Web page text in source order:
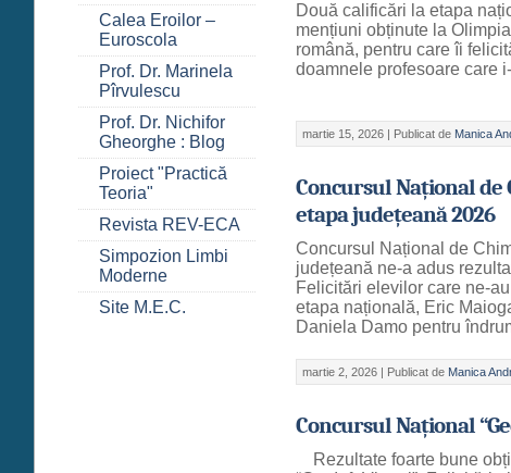
Două calificări la etapa
mențiuni obținute la
română, pentru care îi
doamnele profesoare care
martie 15, 2026 | Publicat de Manica
Concursul Național de
etapa județeană 2026
Concursul Național de
județeană ne-a adus
Felicitări elevilor care ne-
etapa națională, Eric
Daniela Damo pentru
martie 2, 2026 | Publicat de Manica
Concursul Național
Rezultate foarte bune
Calea Eroilor –
Euroscola
Prof. Dr. Marinela
Pîrvulescu
Prof. Dr. Nichifor
Gheorghe : Blog
Proiect "Practică
Teoria"
Revista REV-ECA
Simpozion Limbi
Moderne
Site M.E.C.